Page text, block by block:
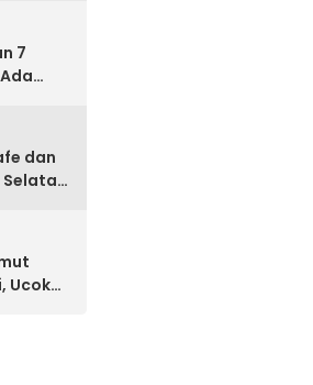
7
dan
Ucok